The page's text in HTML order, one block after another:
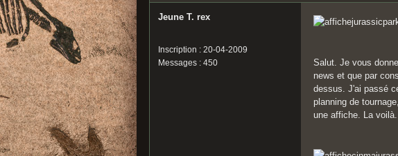
Jeune T. rex
Inscription : 20-04-2009
Messages : 450
Salut. Je vous
news et que par
dessus. J'ai passé
planning de
une affiche. La voilà.